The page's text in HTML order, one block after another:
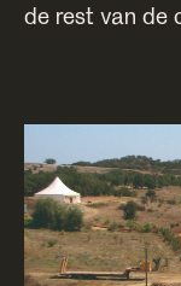
de rest van de